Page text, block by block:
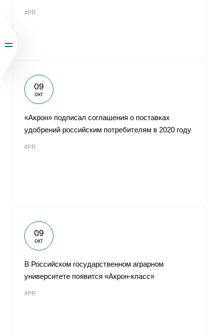
#PR
09
окт
«Акрон» подписал соглашения о поставках
удобрений российским потребителям в 2020 году
#PR
09
окт
В Российском государственном аграрном
университете появится «Акрон-класс»
#PR